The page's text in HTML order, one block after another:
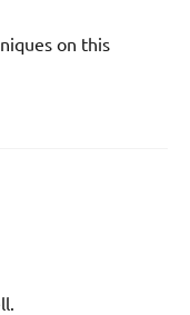
on this